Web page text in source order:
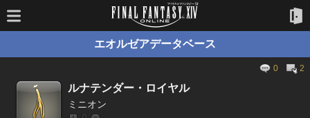
エオルゼアデータベース
0 2
ルナテンダー・ロイヤル
ミニオン